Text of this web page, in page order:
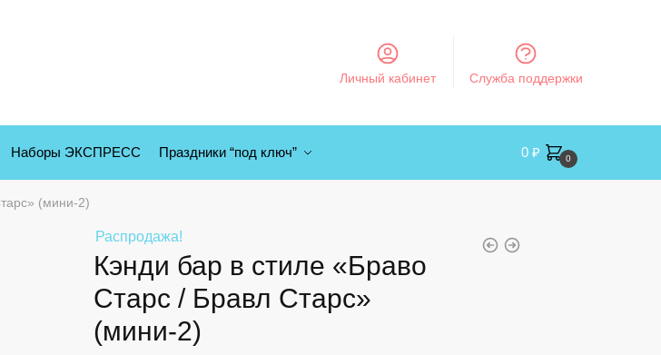
Личный кабинет Служба поддержки
Наборы ЭКСПРЕСС Праздники “под ключ” 0 ₽ 0
(мини-2)
Распродажа!
Кэнди бар в стиле «Браво
Старс / Бравл Старс»
(мини-2)